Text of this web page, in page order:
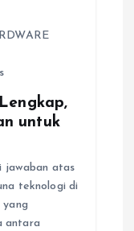
untuk
jawaban atas
teknologi di
yang
antara